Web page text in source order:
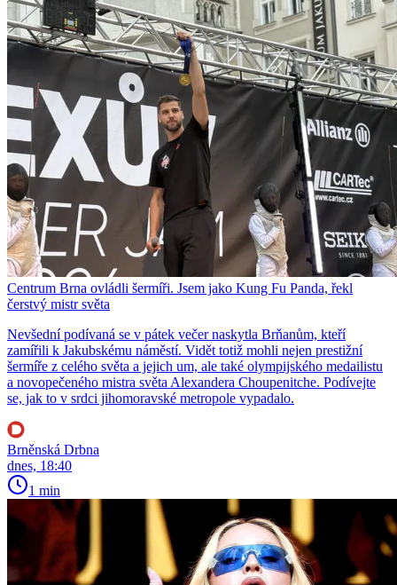
Centrum Brna ovládli šermíři. Jsem jako Kung Fu Panda, řekl
čerstvý mistr světa
Nevšední podívaná se v pátek večer naskytla Brňanům, kteří
zamířili k Jakubskému náměstí. Vidět totiž mohli nejen prestižní
šermíře z celého světa a jejich um, ale také olympijského medailistu
a novopečeného mistra světa Alexandera Choupenitche. Podívejte
se, jak to v srdci jihomoravské metropole vypadalo.
Brněnská Drbna
dnes, 18:40
1 min